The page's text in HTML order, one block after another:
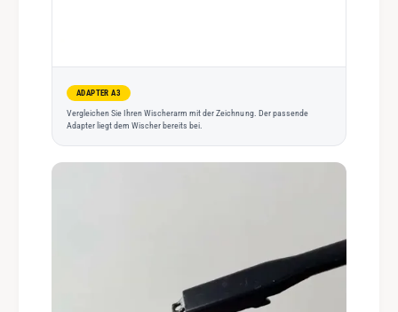
ADAPTER A3
Vergleichen Sie Ihren Wischerarm mit der Zeichnung. Der passende
Adapter liegt dem Wischer bereits bei.